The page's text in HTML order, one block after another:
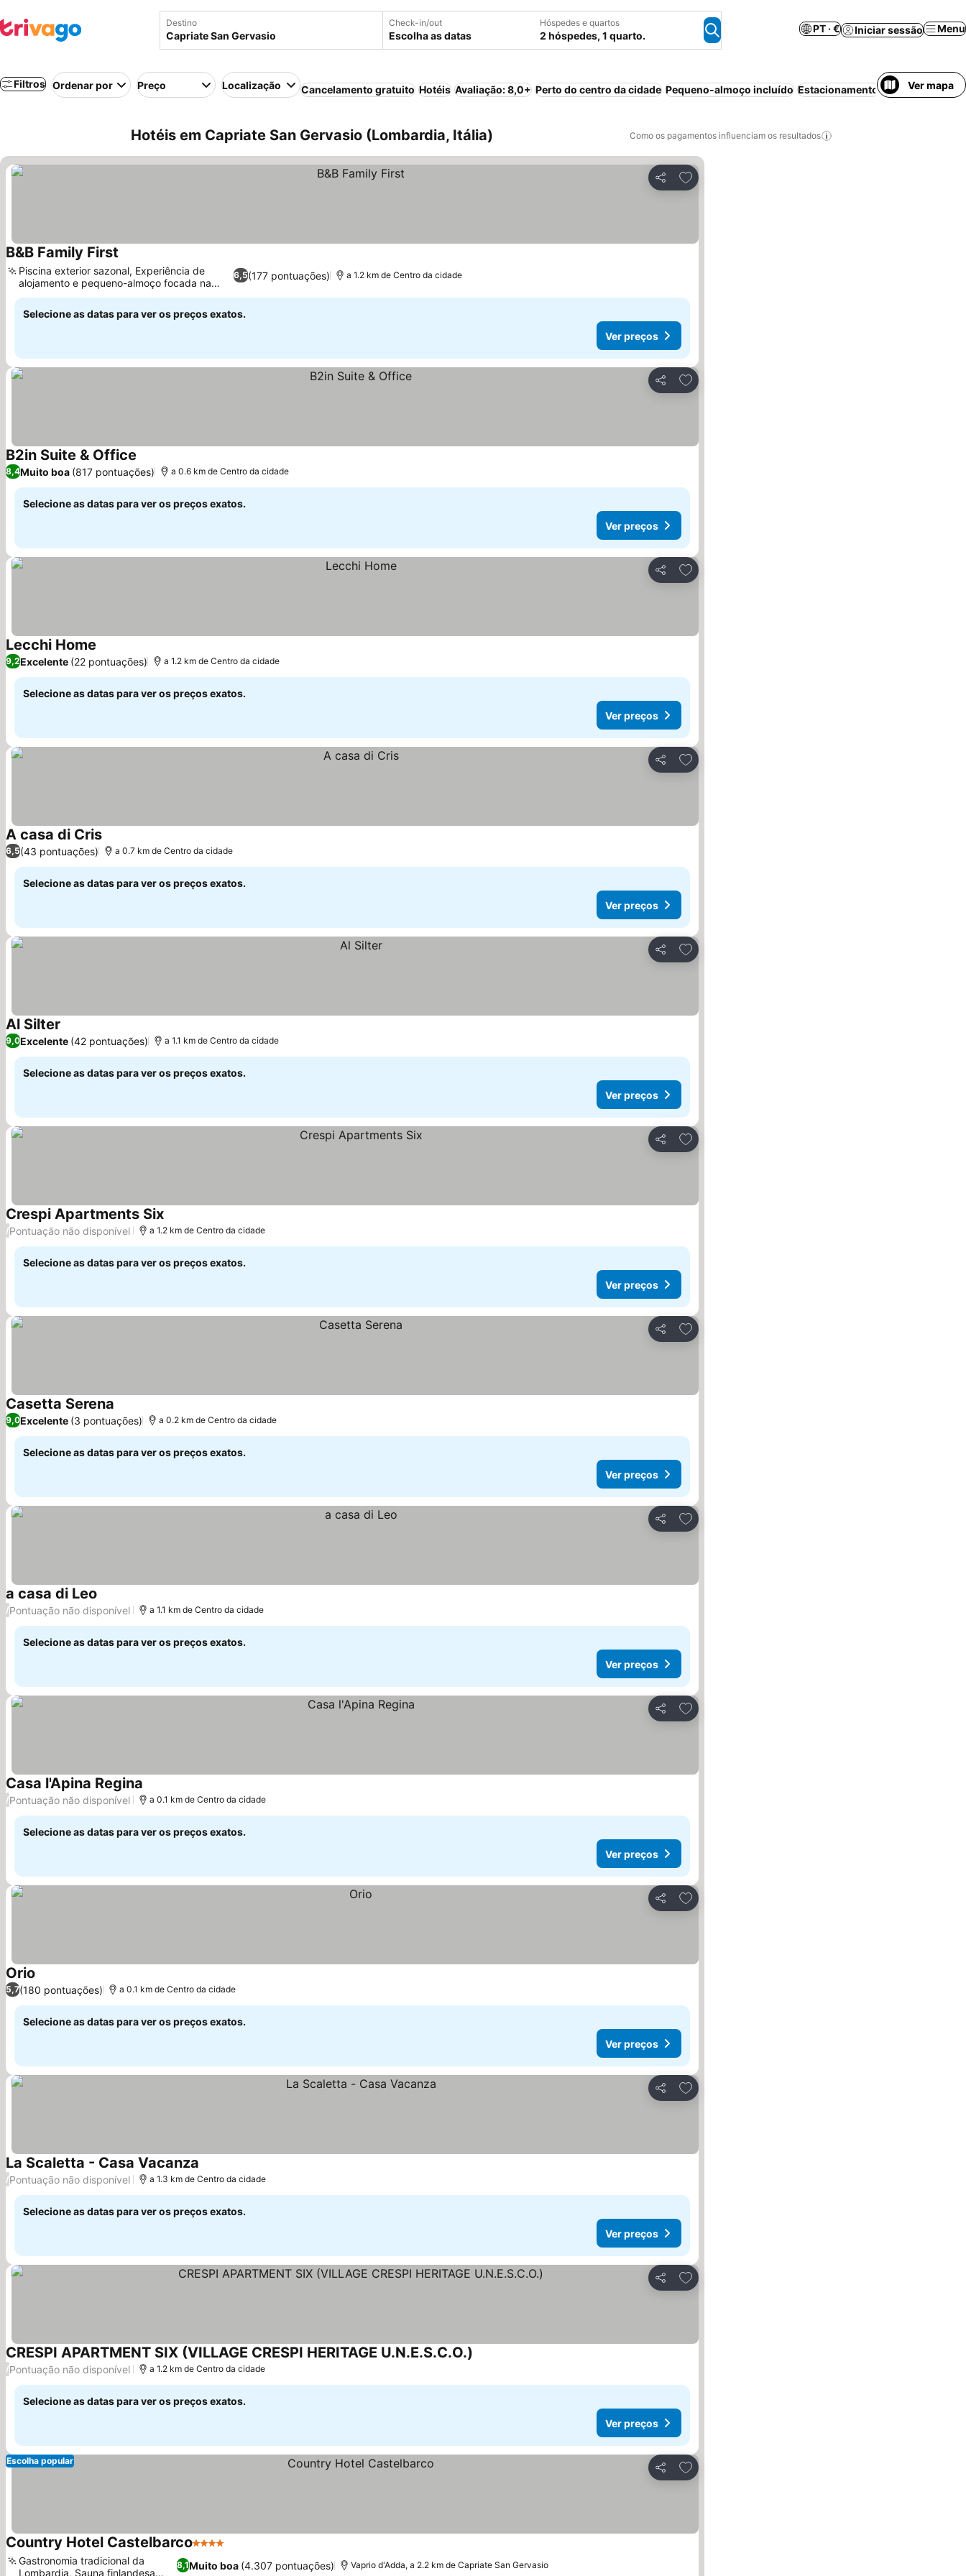
Destino Check-in/out
Escolha as datas
Hóspedes e quartos
2 hóspedes, 1 quarto.
PT · € Iniciar sessão Menu
Filtros Ordenar por Preço Localização Cancelamento gratuito Hotéis Avaliação: 8,0+ Perto do centro da cidade Pequeno-almoço incluído Estacionamento Piscina Famílias
Ver mapa
Hotéis em Capriate San Gervasio (Lombardia, Itália) Como os pagamentos influenciam os resultados
Partilhar
Adicionar aos favoritos
B&B Family First
6,5(177 pontuações)
Piscina exterior sazonal, Experiência de
alojamento e pequeno-almoço focada na
família
a 1.2 km de Centro da cidade
Selecione as datas para ver os preços exatos.
Ver preços
Partilhar
Adicionar aos favoritos
B2in Suite & Office
8,4Muito boa (817 pontuações) a 0.6 km de Centro da cidade
Selecione as datas para ver os preços exatos.
Ver preços
Partilhar
Adicionar aos favoritos
Lecchi Home
9,2Excelente (22 pontuações) a 1.2 km de Centro da cidade
Selecione as datas para ver os preços exatos.
Ver preços
Partilhar
Adicionar aos favoritos
A casa di Cris
6,5(43 pontuações) a 0.7 km de Centro da cidade
Selecione as datas para ver os preços exatos.
Ver preços
Partilhar
Adicionar aos favoritos
Al Silter
9,0Excelente (42 pontuações) a 1.1 km de Centro da cidade
Selecione as datas para ver os preços exatos.
Ver preços
Partilhar
Adicionar aos favoritos
Crespi Apartments Six
/Pontuação não disponível a 1.2 km de Centro da cidade
Selecione as datas para ver os preços exatos.
Ver preços
Partilhar
Adicionar aos favoritos
Casetta Serena
9,0Excelente (3 pontuações) a 0.2 km de Centro da cidade
Selecione as datas para ver os preços exatos.
Ver preços
Partilhar
Adicionar aos favoritos
a casa di Leo
/Pontuação não disponível a 1.1 km de Centro da cidade
Selecione as datas para ver os preços exatos.
Ver preços
Partilhar
Adicionar aos favoritos
Casa l'Apina Regina
/Pontuação não disponível a 0.1 km de Centro da cidade
Selecione as datas para ver os preços exatos.
Ver preços
Partilhar
Adicionar aos favoritos
Orio
5,7(180 pontuações) a 0.1 km de Centro da cidade
Selecione as datas para ver os preços exatos.
Ver preços
Partilhar
Adicionar aos favoritos
La Scaletta - Casa Vacanza
/Pontuação não disponível a 1.3 km de Centro da cidade
Selecione as datas para ver os preços exatos.
Ver preços
Partilhar
Adicionar aos favoritos
CRESPI APARTMENT SIX (VILLAGE CRESPI HERITAGE U.N.E.S.C.O.)
/Pontuação não disponível a 1.2 km de Centro da cidade
Selecione as datas para ver os preços exatos.
Ver preços
Partilhar
Adicionar aos favoritos
Escolha popular
Country Hotel Castelbarco4 Estrelas
8,1Muito boa (4.307 pontuações)
Gastronomia tradicional da
Lombardia, Sauna finlandesa
Vaprio d'Adda, a 2.2 km de Capriate San Gervasio